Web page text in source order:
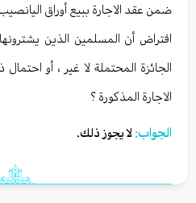
ضمن عقد الاجارة ببيع أوراق
افتراض أن المسلمين الذين
الجائزة المحتملة لا غير ، أو
الاجارة المذكورة ؟
الجواب: لا يجوز ذلك.